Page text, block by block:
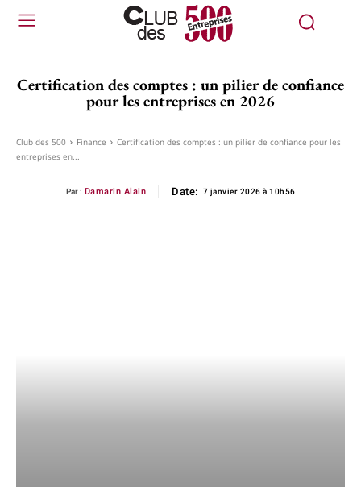
Certification des comptes : un pilier de confiance
pour les entreprises en 2026
Club des 500 Finance
Certification des comptes : un pilier de confiance pour les
entreprises en...
Par : Damarin Alain Date: 7 janvier 2026 à 10h56